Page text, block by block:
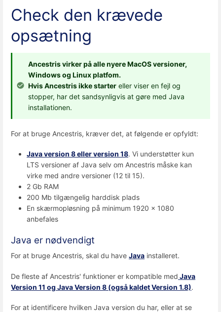
Check den krævede
opsætning
Ancestris virker på alle nyere MacOS versioner,
Windows og Linux platfom.
Hvis Ancestris ikke starter eller viser en fejl og
stopper, har det sandsynligvis at gøre med Java
installationen.
For at bruge Ancestris, kræver det, at følgende er opfyldt:
Java version 8 eller version 18. Vi understøtter kun
LTS versioner af Java selv om Ancestris måske kan
virke med andre versioner (12 til 15).
2 Gb RAM
200 Mb tilgængelig harddisk plads
En skærmopløsning på minimum 1920 x 1080
anbefales
Java er nødvendigt
For at bruge Ancestris, skal du have Java installeret.
De fleste af Ancestris' funktioner er kompatible med Java
Version 11 og Java Version 8 (også kaldet Version 1.8).
For at identificere hvilken Java version du har, eller at se